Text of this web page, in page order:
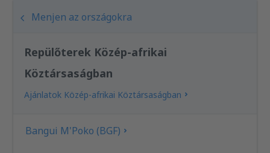
Menjen az országokra
Repülőterek Közép-afrikai
Köztársaságban
Ajánlatok Közép-afrikai Köztársaságban
Bangui M'Poko (BGF)